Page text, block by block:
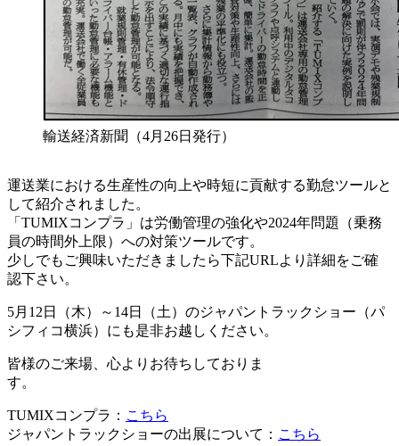
輸送経済新聞（4月26日発行）
運送業における生産性の向上や時短に貢献する勤怠ツールと
して紹介されました。
「TUMIXコンプラ」は労働管理の強化や2024年問題（乗務
員の時間外上限）への対策ツールです。
少しでもご興味いただきましたら下記URLより詳細をご確
認下さい。
5月12日（木）～14日（土）のジャパントラックショー（パ
シフィコ横浜）にも是非お越しください。
皆様のご来場、心よりお待ちしておりま
す。
TUMIXコンプラ： こちら
ジャパントラックショーの出展について： こちら